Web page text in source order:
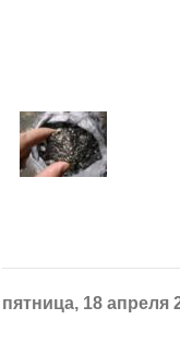
пятница, 18 апреля